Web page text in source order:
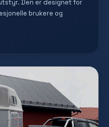
Den er designet for
brukere og